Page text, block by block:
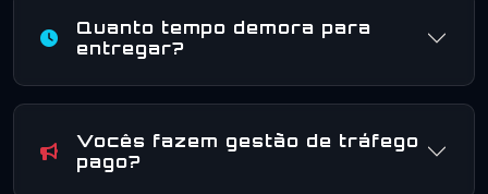
Quanto tempo demora para
entregar?
Vocês fazem gestão de tráfego
pago?